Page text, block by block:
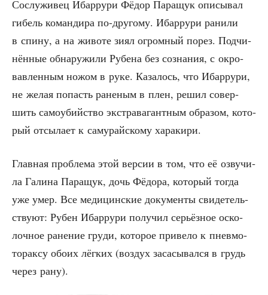
Сослу­жи­вец Ибар­ру­ри Фёдор Пара­щук опи­сы­вал
гибель коман­ди­ра по-дру­го­му. Ибар­ру­ри рани­ли
в спи­ну, а на живо­те зиял огром­ный порез. Под­чи­
нён­ные обна­ру­жи­ли Рубе­на без созна­ния, с окро­
вав­лен­ным ножом в руке. Каза­лось, что Ибар­ру­ри,
не желая попасть ране­ным в плен, решил совер­
шить само­убий­ство экс­тра­ва­гант­ным обра­зом, кото­
рый отсы­ла­ет к саму­рай­ско­му харакири.
Глав­ная про­бле­ма этой вер­сии в том, что её озву­чи­
ла Гали­на Пара­щук, дочь Фёдо­ра, кото­рый тогда
уже умер. Все меди­цин­ские доку­мен­ты сви­де­тель­
ству­ют: Рубен Ибар­ру­ри полу­чил серьёз­ное оско­
лоч­ное ране­ние гру­ди, кото­рое при­ве­ло к пнев­мо­
то­рак­су обо­их лёг­ких (воз­дух заса­сы­вал­ся в грудь
через рану).